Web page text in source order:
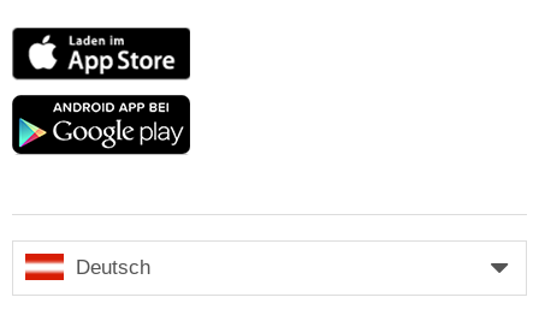
App
Store
Google
Deutsch